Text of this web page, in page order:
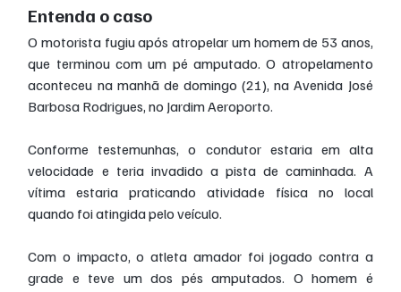
Entenda o caso
O motorista fugiu após atropelar um homem de 53 anos,
que terminou com um pé amputado. O atropelamento
aconteceu na manhã de domingo (21), na Avenida José
Barbosa Rodrigues, no Jardim Aeroporto.
Conforme testemunhas, o condutor estaria em alta
velocidade e teria invadido a pista de caminhada. A
vítima estaria praticando atividade física no local
quando foi atingida pelo veículo.
Com o impacto, o atleta amador foi jogado contra a
grade e teve um dos pés amputados. O homem é